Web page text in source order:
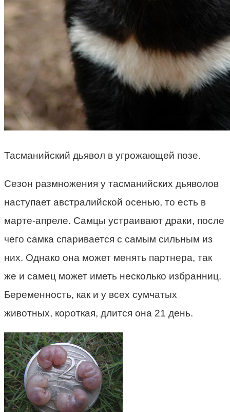
Тасманийский дьявол в угрожающей позе.
Сезон размножения у тасманийских дьяволов
наступает австралийской осенью, то есть в
марте-апреле. Самцы устраивают драки, после
чего самка спаривается с самым сильным из
них. Однако она может менять партнера, так
же и самец может иметь несколько избранниц.
Беременность, как и у всех сумчатых
животных, короткая, длится она 21 день.